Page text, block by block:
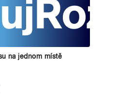
na jednom místě